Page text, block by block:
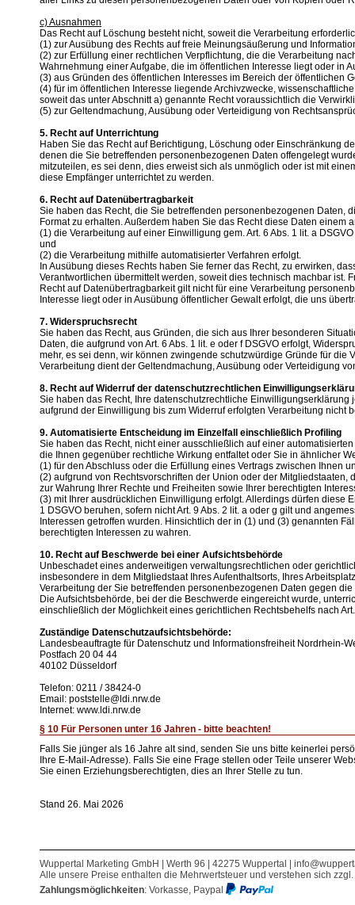
c) Ausnahmen
Das Recht auf Löschung besteht nicht, soweit die Verarbeitung
(1) zur Ausübung des Rechts auf freie Meinungsäußerung und
(2) zur Erfüllung einer rechtlichen Verpflichtung, die die Verarbeitung
Wahrnehmung einer Aufgabe, die im öffentlichen Interesse liegt oder in
(3) aus Gründen des öffentlichen Interesses im Bereich der öffentlichen
(4) für im öffentlichen Interesse liegende Archivzwecke,
soweit das unter Abschnitt a) genannte Recht voraussichtlich die
(5) zur Geltendmachung, Ausübung oder Verteidigung von
5. Recht auf Unterrichtung
Haben Sie das Recht auf Berichtigung, Löschung oder Einschränkung
denen die Sie betreffenden personenbezogenen Daten offengelegt
mitzuteilen, es sei denn, dies erweist sich als unmöglich oder ist mit
diese Empfänger unterrichtet zu werden.
6. Recht auf Datenübertragbarkeit
Sie haben das Recht, die Sie betreffenden personenbezogenen Daten,
Format zu erhalten. Außerdem haben Sie das Recht diese Daten
(1) die Verarbeitung auf einer Einwilligung gem. Art. 6 Abs. 1 lit. a
und
(2) die Verarbeitung mithilfe automatisierter Verfahren erfolgt.
In Ausübung dieses Rechts haben Sie ferner das Recht, zu erwirken,
Verantwortlichen übermittelt werden, soweit dies technisch machbar
Recht auf Datenübertragbarkeit gilt nicht für eine Verarbeitung
Interesse liegt oder in Ausübung öffentlicher Gewalt erfolgt, die uns
7. Widerspruchsrecht
Sie haben das Recht, aus Gründen, die sich aus Ihrer besonderen
Daten, die aufgrund von Art. 6 Abs. 1 lit. e oder f DSGVO erfolgt,
mehr, es sei denn, wir können zwingende schutzwürdige Gründe für
Verarbeitung dient der Geltendmachung, Ausübung oder Verteidigung
8. Recht auf Widerruf der datenschutzrechtlichen
Sie haben das Recht, Ihre datenschutzrechtliche
aufgrund der Einwilligung bis zum Widerruf erfolgten Verarbeitung nicht
9. Automatisierte Entscheidung im Einzelfall einschließlich Profiling
Sie haben das Recht, nicht einer ausschließlich auf einer
die Ihnen gegenüber rechtliche Wirkung entfaltet oder Sie in ähnlicher
(1) für den Abschluss oder die Erfüllung eines Vertrags zwischen Ihnen
(2) aufgrund von Rechtsvorschriften der Union oder der
zur Wahrung Ihrer Rechte und Freiheiten sowie Ihrer berechtigten
(3) mit Ihrer ausdrücklichen Einwilligung erfolgt. Allerdings dürfen diese
1 DSGVO beruhen, sofern nicht Art. 9 Abs. 2 lit. a oder g gilt und
Interessen getroffen wurden. Hinsichtlich der in (1) und (3) genannten
berechtigten Interessen zu wahren.
10. Recht auf Beschwerde bei einer Aufsichtsbehörde
Unbeschadet eines anderweitigen verwaltungsrechtlichen oder
insbesondere in dem Mitgliedstaat Ihres Aufenthaltsorts, Ihres
Verarbeitung der Sie betreffenden personenbezogenen Daten gegen die
Die Aufsichtsbehörde, bei der die Beschwerde eingereicht wurde,
einschließlich der Möglichkeit eines gerichtlichen Rechtsbehelfs nach
Zuständige Datenschutzaufsichtsbehörde:
Landesbeauftragte für Datenschutz und Informationsfreiheit Nordrhein-
Postfach 20 04 44
40102 Düsseldorf
Telefon: 0211 / 38424-0
Email: poststelle@ldi.nrw.de
Internet: www.ldi.nrw.de
§ 10 Für Personen unter 16 Jahren - bitte beachten!
Falls Sie jünger als 16 Jahre alt sind, senden Sie uns bitte keinerlei
Ihre E-Mail-Adresse). Falls Sie eine Frage stellen oder Teile unserer
Sie einen Erziehungsberechtigten, dies an Ihrer Stelle zu tun.
Stand 26. Mai 2026
Wuppertal Marketing GmbH | Werth 96 | 42275 Wuppertal |
Alle unsere Preise enthalten die Mehrwertsteuer und verstehen sich
Zahlungsmöglichkeiten: Vorkasse, Paypal